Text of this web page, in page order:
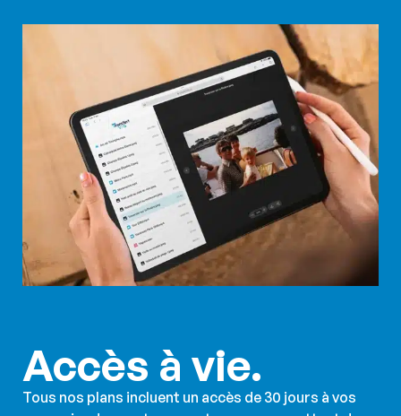
Accès à vie.
Tous nos plans incluent un accès de 30 jours à vos